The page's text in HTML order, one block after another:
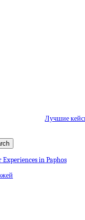
Лучшие
in Paphos